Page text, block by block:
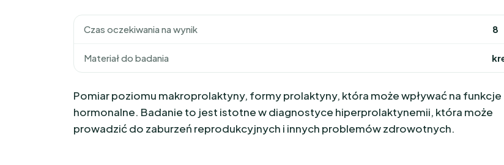
Czas oczekiwania na wynik 8
Materiał do badania
Pomiar poziomu makroprolaktyny, formy prolaktyny, która może wpływać na funkcje
hormonalne. Badanie to jest istotne w diagnostyce hiperprolaktynemii, która może
prowadzić do zaburzeń reprodukcyjnych i innych problemów zdrowotnych.